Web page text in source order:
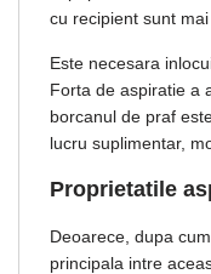
cu recipient sunt
Este necesara
Forta de aspiratie a
borcanul de praf
lucru suplimentar,
Proprietatile
Deoarece, dupa
principala intre